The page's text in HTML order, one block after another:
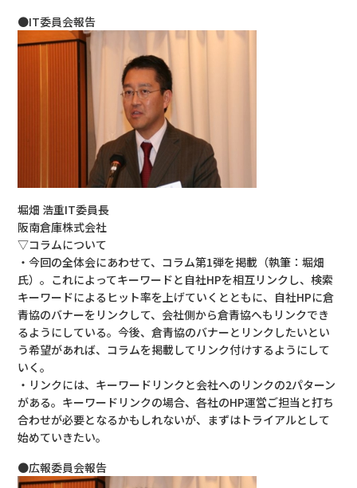
●IT委員会報告
堀畑 浩重IT委員長
阪南倉庫株式会社
▽コラムについて
・今回の全体会にあわせて、コラム第1弾を掲載（執筆：堀畑
氏）。これによってキーワードと自社HPを相互リンクし、検索
キーワードによるヒット率を上げていくとともに、自社HPに倉
青協のバナーをリンクして、会社側から倉青協へもリンクでき
るようにしている。今後、倉青協のバナーとリンクしたいとい
う希望があれば、コラムを掲載してリンク付けするようにして
いく。
・リンクには、キーワードリンクと会社へのリンクの2パターン
がある。キーワードリンクの場合、各社のHP運営ご担当と打ち
合わせが必要となるかもしれないが、まずはトライアルとして
始めていきたい。
●広報委員会報告